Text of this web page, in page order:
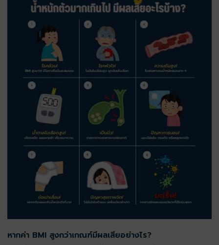
หากค่า BMI สูงกว่าเกณฑ์มีผลเสียอย่างไร?